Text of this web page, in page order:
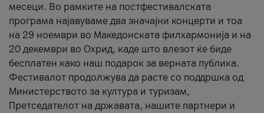
месеци. Во рамките на постфестивалската
програма најавуваме два значајни концерти и тоа
на 29 ноември во Македонската филхармонија и на
20 декември во Охрид, каде што влезот ќе биде
бесплатен како наш подарок за верната публика.
Фестивалот продолжува да расте со поддршка од
Министерството за култура и туризам,
Претседателот на државата, нашите партнери и